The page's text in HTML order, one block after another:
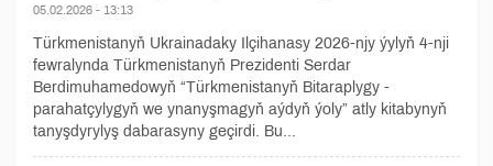
05.02.2026 - 13:13
Türkmenistanyň Ukrainadaky Ilçihanasy 2026-njy ýylyň 4-nji
fewralynda Türkmenistanyň Prezidenti Serdar
Berdimuhamedowyň “Türkmenistanyň Bitaraplygy -
parahatçylygyň we ynanyşmagyň aýdyň ýoly” atly kitabynyň
tanyşdyrylyş dabarasyny geçirdi. Bu...